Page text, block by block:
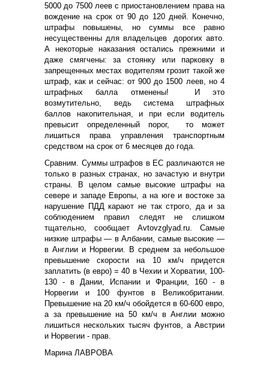
5000 до 7500 леев с приостановлением права на
вождение на срок от 90 до 120 дней. Конечно,
штрафы повышены, но суммы все равно
несущественны для владельцев дорогих авто.
А некоторые наказания остались прежними и
даже смягчены: за стоянку или парковку в
запрещенных местах водителям грозит такой же
штраф, как и сейчас: от 900 до 1500 леев, но 4
штрафных балла отменены! И это
возмутительно, ведь система штрафных
баллов накопительная, и при если водитель
превысит определенный порог, то может
лишиться права управления транспортным
средством на срок от 6 месяцев до года.
Сравним. Суммы штрафов в ЕС различаются не
только в разных странах, но зачастую и внутри
страны. В целом самые высокие штрафы на
севере и западе Европы, а на юге и востоке за
нарушение ПДД карают не так строго, да и за
соблюдением правил следят не слишком
тщательно, сообщает Аvtovzglyad.ru. Самые
низкие штрафы — в Албании, самые высокие —
в Англии и Норвегии. В среднем за небольшое
превышение скорости на 10 км/ч придется
заплатить (в евро) = 40 в Чехии и Хорватии, 100-
130 - в Дании, Испании и Франции, 160 - в
Норвегии и 100 фунтов в Великобритании.
Превышение на 20 км/ч обойдется в 60-600 евро,
а за превышение на 50 км/ч в Англии можно
лишиться нескольких тысяч фунтов, а Австрии
и Норвегии - прав.
Марина ЛАВРОВА